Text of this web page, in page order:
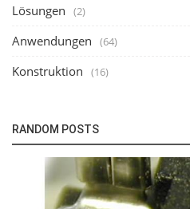
Lösungen (2)
Anwendungen (64)
Konstruktion (16)
RANDOM POSTS